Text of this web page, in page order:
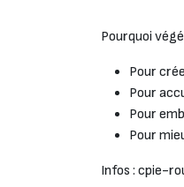
Pourquoi
Pour
Pour
Pour
Pour
Infos : cpie-